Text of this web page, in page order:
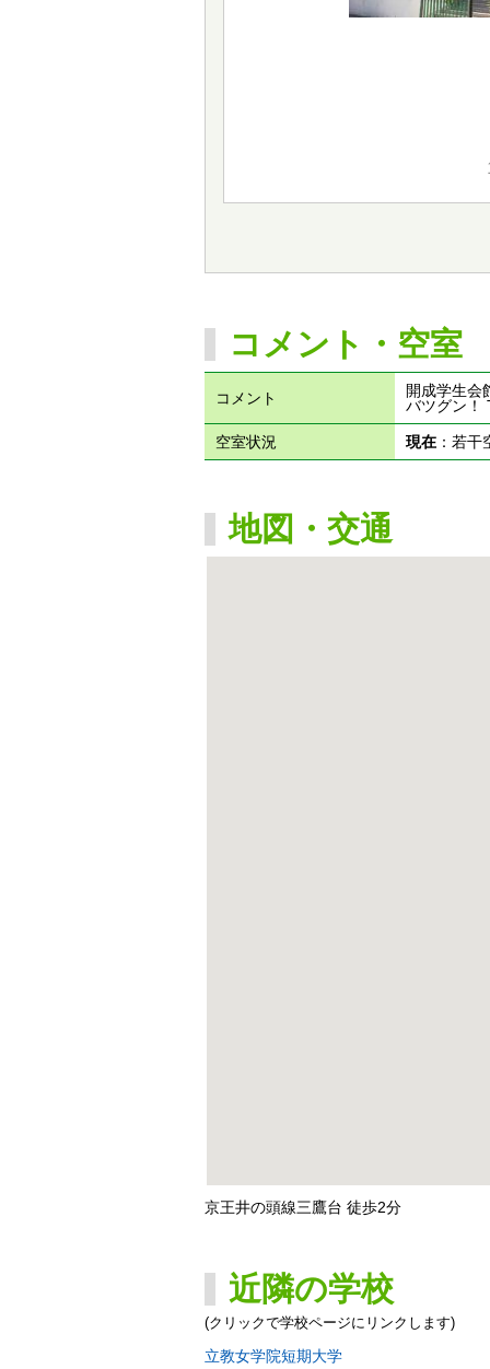
コメント・空室
コメント
開成学生会
バツグン！
空室状況 現在：若
地図・交通
京王井の頭線三鷹台 徒歩2分
近隣の学校
(クリックで学校ページにリンクします)
立教女学院短期大学